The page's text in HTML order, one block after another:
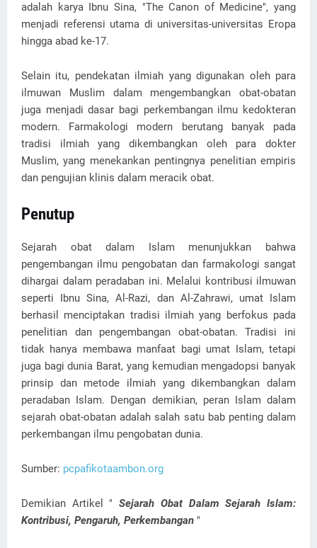
adalah karya Ibnu Sina, "The Canon of Medicine", yang
menjadi referensi utama di universitas-universitas Eropa
hingga abad ke-17.
Selain itu, pendekatan ilmiah yang digunakan oleh para
ilmuwan Muslim dalam mengembangkan obat-obatan
juga menjadi dasar bagi perkembangan ilmu kedokteran
modern. Farmakologi modern berutang banyak pada
tradisi ilmiah yang dikembangkan oleh para dokter
Muslim, yang menekankan pentingnya penelitian empiris
dan pengujian klinis dalam meracik obat.
Penutup
Sejarah obat dalam Islam menunjukkan bahwa
pengembangan ilmu pengobatan dan farmakologi sangat
dihargai dalam peradaban ini. Melalui kontribusi ilmuwan
seperti Ibnu Sina, Al-Razi, dan Al-Zahrawi, umat Islam
berhasil menciptakan tradisi ilmiah yang berfokus pada
penelitian dan pengembangan obat-obatan. Tradisi ini
tidak hanya membawa manfaat bagi umat Islam, tetapi
juga bagi dunia Barat, yang kemudian mengadopsi banyak
prinsip dan metode ilmiah yang dikembangkan dalam
peradaban Islam. Dengan demikian, peran Islam dalam
sejarah obat-obatan adalah salah satu bab penting dalam
perkembangan ilmu pengobatan dunia.
Sumber: pcpafikotaambon.org
Demikian Artikel "Sejarah Obat Dalam Sejarah Islam:
Kontribusi, Pengaruh, Perkembangan "